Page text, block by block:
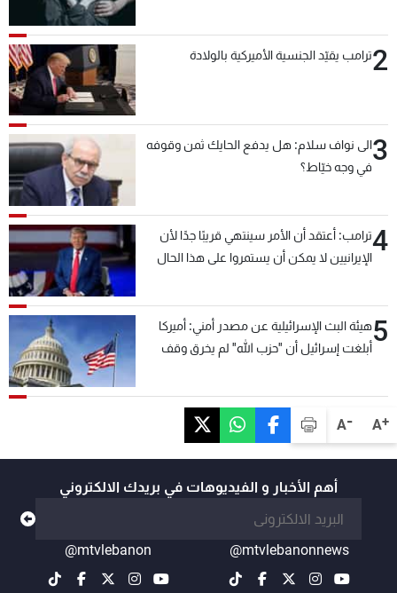
A+
A-
2ترامب يقيّد الجنسية الأميركية بالولادة
3الى نواف سلام: هل يدفع الحايك ثمن وقوفه
في وجه خيّاط؟
4ترامب: أعتقد أن الأمر سينتهي قريبًا جدًا لأن
الإيرانيين لا يمكن أن يستمروا على هذا الحال
5هيئة البث الإسرائيلية عن مصدر أمني: أميركا
أبلغت إسرائيل أن "حزب الله" لم يخرق وقف
أهم الأخبار و الفيديوهات في بريدك الالكتروني
@mtvlebanonnews
@mtvlebanon